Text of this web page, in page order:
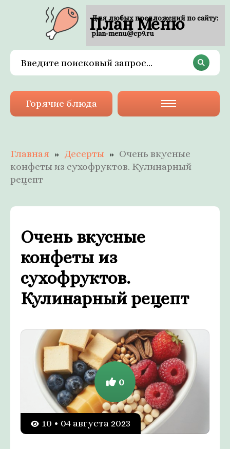
План Меню
Горячие блюда
Главная Десерты
Очень вкусные
конфеты из сухофруктов. Кулинарный
рецепт
Очень вкусные
конфеты из
сухофруктов.
Кулинарный рецепт
10 • 04 августа 2023
0
Для любых предложений по сайту:
plan-menu@cp9.ru